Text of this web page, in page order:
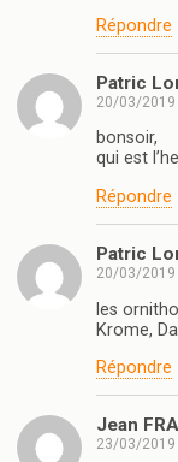
Répondre
Patric
20/03/2019
bonsoir,
qui est
Répondre
Patric
20/03/2019
les
Krome,
Répondre
Jean
23/03/2019